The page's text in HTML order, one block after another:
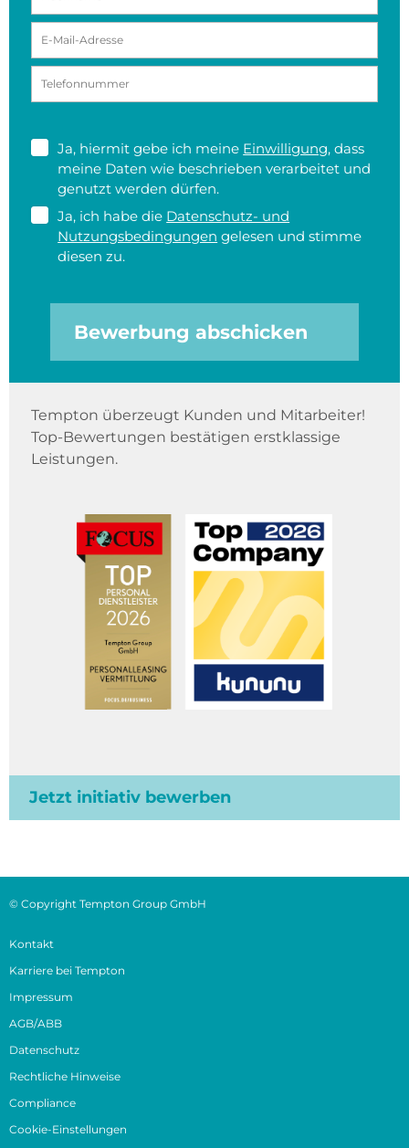
Ja, hiermit gebe ich meine Einwilligung, dass
meine Daten wie beschrieben verarbeitet und
genutzt werden dürfen.
Ja, ich habe die Datenschutz- und
Nutzungsbedingungen gelesen und stimme
diesen zu.
Bewerbung abschicken
Tempton überzeugt Kunden und Mitarbeiter!
Top-Bewertungen bestätigen erstklassige
Leistungen.
Jetzt initiativ bewerben
© Copyright Tempton Group GmbH
Kontakt
Karriere bei Tempton
Impressum
AGB/ABB
Datenschutz
Rechtliche Hinweise
Compliance
Cookie-Einstellungen